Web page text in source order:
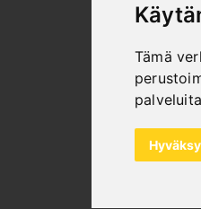
Tämä
MRA-
3
incl. 20%